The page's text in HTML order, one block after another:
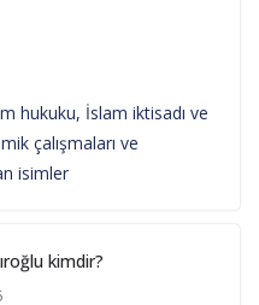
hukuku, İslam iktisadı ve
çalışmaları ve
isimler
kimdir?